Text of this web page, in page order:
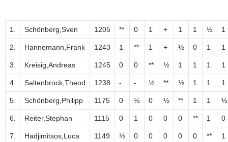
1. Schönberg,Sven 1205 ** 0 1 + 1 1 ½ 1
2. Hannemann,Frank 1243 1 ** 1 + ½ 0 1 1
3. Kreisig,Andreas 1245 0 0 ** ½ 1 1 1 1
4. Saltenbrock,Theod 1238 - - ½ ** ½ 1 1 1
5. Schönberg,Philipp 1175 0 ½ 0 ½ ** 1 1 ½
6. Reiter,Stephan 1115 0 1 0 0 0 ** 1 0
7. Hadjimitsos,Luca 1149 ½ 0 0 0 0 0 ** 1